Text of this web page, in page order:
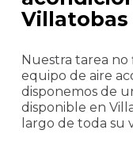
Villatobas
Nuestra tarea no
equipo de aire
disponemos de
disponible en
largo de toda su